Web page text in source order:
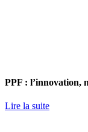
PPF : l’innovation,
Lire la suite